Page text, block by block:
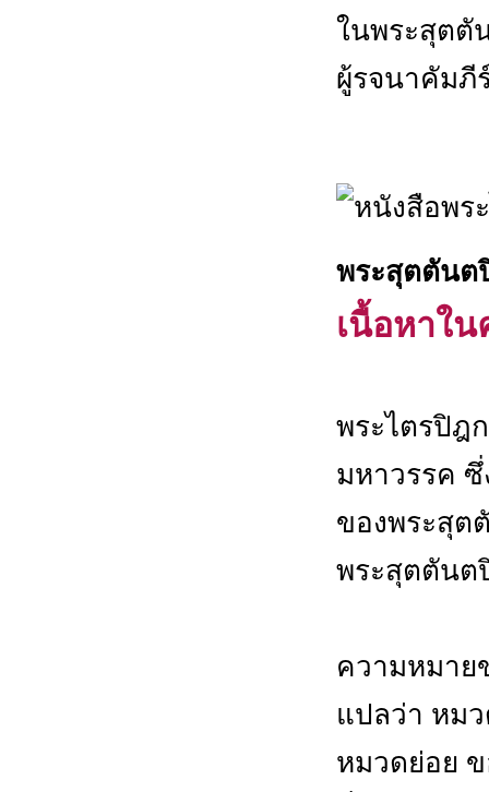
ในพระสุตตั
ผู้รจนาคัมภี
พระสุตตันต
เนื้อหาใ
พระไตรปิฎ
มหาวรรค
ของพระสุต
พระสุตตันต
ความหมาย
แปลว่า หม
หมวดย่อย